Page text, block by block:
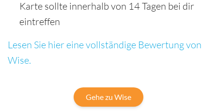
Karte sollte innerhalb von 14 Tagen bei dir
eintreffen
Lesen Sie hier eine vollständige Bewertung von
Wise.
Gehe zu Wise